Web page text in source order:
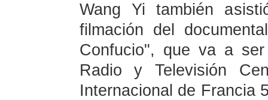
Wang Yi también
filmación del
Confucio", que va a
Radio y Televisión
Internacional de Francia